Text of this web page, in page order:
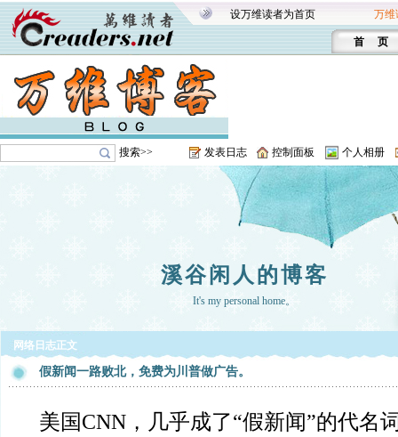
设万维读者为首页 万维
首 页
搜索>> 发表日志 控制面板 个人相册
溪谷闲人的博客
It's my personal home。
网络日志正文
假新闻一路败北，免费为川普做广告。
美国CNN，几乎成了“假新闻”的代名